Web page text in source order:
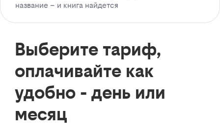
название – и книга найдется
Выберите тариф,
оплачивайте как
удобно - день или
месяц